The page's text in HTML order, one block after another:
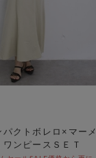
パクトボレロ×マーメ
ンピースＳＥＴ